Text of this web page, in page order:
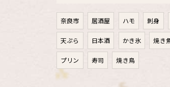
奈良市 居酒屋 ハモ 刺身
天ぷら 日本酒 かき氷 焼き
プリン 寿司 焼き鳥